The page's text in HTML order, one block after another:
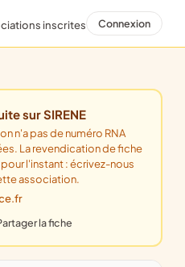
inscrites Connexion
sur SIRENE
La revendication de fiche
l'instant : écrivez-nous
association.
la fiche